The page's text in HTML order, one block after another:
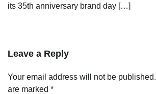
its 35th anniversary brand day […]
Leave a Reply
Your email address will not be published.
are marked *